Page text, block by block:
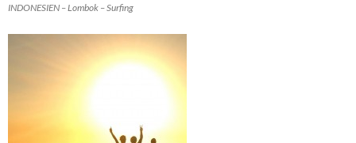
INDONESIEN – Lombok – Surfing